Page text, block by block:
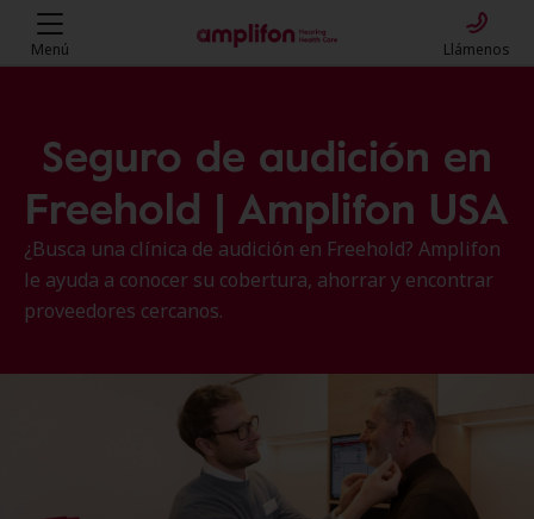
Menú Llámenos
Seguro de audición en
Freehold | Amplifon USA
¿Busca una clínica de audición en Freehold? Amplifon
le ayuda a conocer su cobertura, ahorrar y encontrar
proveedores cercanos.